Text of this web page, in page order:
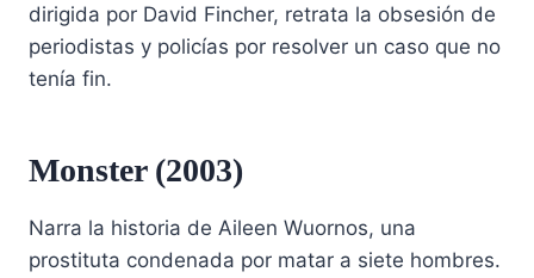
dirigida por David Fincher, retrata la obsesión de
periodistas y policías por resolver un caso que no
tenía fin.
Monster (2003)
Narra la historia de Aileen Wuornos, una
prostituta condenada por matar a siete hombres.